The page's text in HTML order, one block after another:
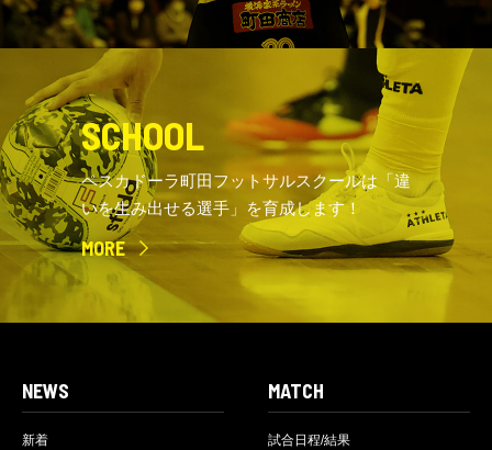
SCHOOL
ペスカドーラ町田フットサルスクールは「違
いを生み出せる選手」を育成します！
MORE
NEWS
新着
MATCH
試合日程/結果